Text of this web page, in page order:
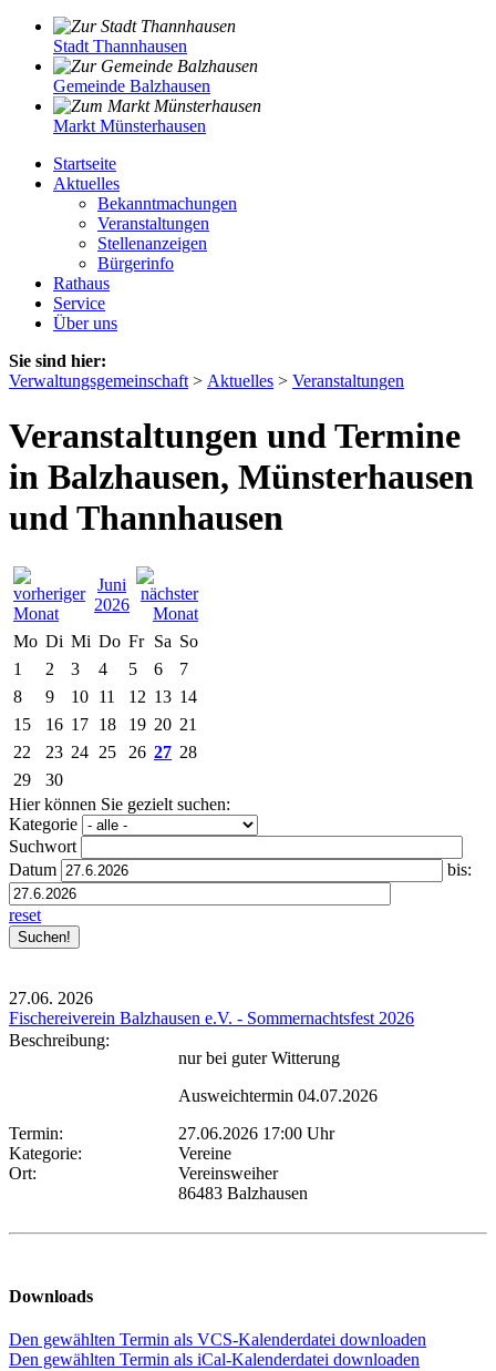
Stadt Thannhausen
Gemeinde Balzhausen
Markt Münsterhausen
Startseite
Aktuelles
Bekanntmachungen
Veranstaltungen
Stellenanzeigen
Bürgerinfo
Rathaus
Service
Über uns
Sie sind hier:
Verwaltungsgemeinschaft > Aktuelles > Veranstaltungen
Veranstaltungen und Termine
in Balzhausen, Münsterhausen
und Thannhausen
Juni
2026
Mo Di Mi Do Fr Sa So
1
2 3 4 5 6
7
8
9 10 11 12 13 14
15
16 17 18 19 20 21
22
23 24 25 26 27 28
29
30
Hier können Sie gezielt suchen:
Kategorie
Suchwort
Datum
bis:
reset
27.06. 2026
Fischereiverein Balzhausen e.V. - Sommernachtsfest 2026
Beschreibung:
nur bei guter Witterung
Ausweichtermin 04.07.2026
Termin:
27.06.2026 17:00 Uhr
Kategorie:
Vereine
Ort:
Vereinsweiher
86483 Balzhausen
Downloads
Den gewählten Termin als VCS-Kalenderdatei downloaden
Den gewählten Termin als iCal-Kalenderdatei downloaden